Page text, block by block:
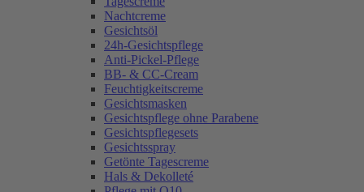
Nachtcreme
Gesichtsöl
24h-Gesichtspflege
Anti-Pickel-Pflege
BB- & CC-Cream
Feuchtigkeitscreme
Gesichtsmasken
Gesichtspflege ohne Parabene
Gesichtspflegesets
Gesichtsspray
Getönte Tagescreme
Hals & Dekolleté